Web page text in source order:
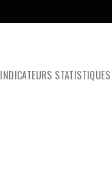
INDICATEURS STATISTIQUES